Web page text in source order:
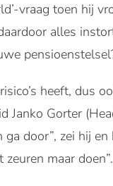
vraag toen hij
alles
heeft, dus
Janko Gorter
door”, zei hij
maar doen”.